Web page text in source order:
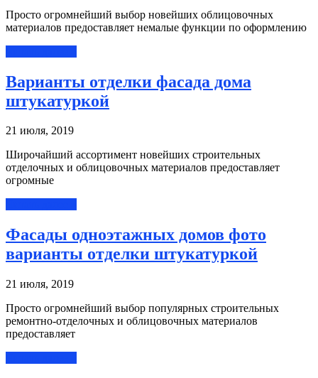
Просто огромнейший выбор новейших облицовочных
материалов предоставляет немалые функции по оформлению
Варианты отделки фасада дома
штукатуркой
21 июля, 2019
Широчайший ассортимент новейших строительных
отделочных и облицовочных материалов предоставляет
огромные
Фасады одноэтажных домов фото
варианты отделки штукатуркой
21 июля, 2019
Просто огромнейший выбор популярных строительных
ремонтно-отделочных и облицовочных материалов
предоставляет